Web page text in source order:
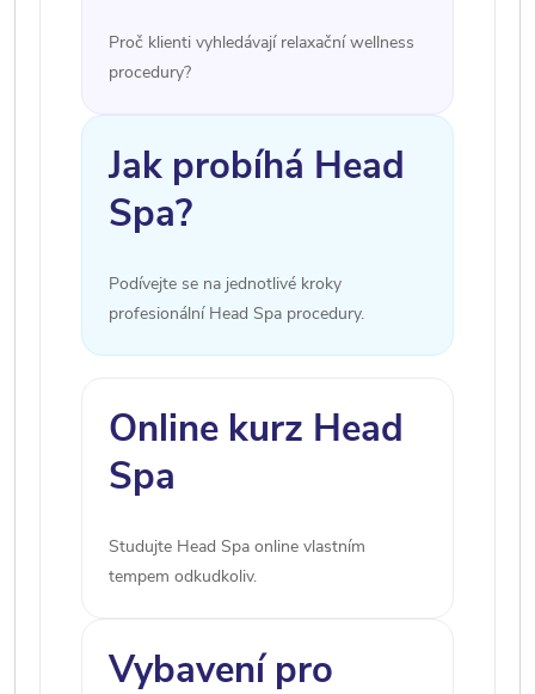
Proč klienti vyhledávají relaxační wellness
procedury?
Jak probíhá Head
Spa?
Podívejte se na jednotlivé kroky
profesionální Head Spa procedury.
Online kurz Head
Spa
Studujte Head Spa online vlastním
tempem odkudkoliv.
Vybavení pro